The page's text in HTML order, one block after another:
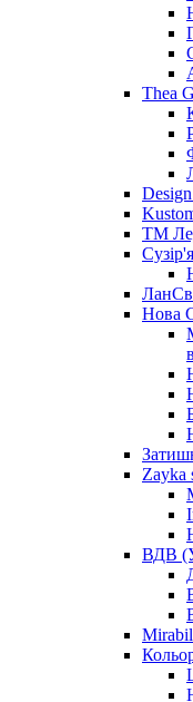
Thea
ТМ
Нова
Zayka
ВДВ